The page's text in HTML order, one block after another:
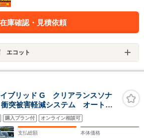
在庫確認・見積依頼
エコット
ブリッド G クリアランスソナ
突被害軽減システム オートラ
ドリングストップ 電動格納
ー ベンチシート CVT ESC
リング
購入プラン付 オンライン相談可
支払総額 本体価格